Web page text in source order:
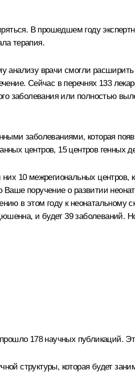
В прошедшем году
терапия.
врачи смогли
Сейчас в перечнях 133
заболевания или полностью
заболеваниями, которая
центров, 15 центров генных
10 межрегиональных
поручение о развитии
в этом году к
и будет 39 заболеваний.
178 научных публикаций.
структуры, которая будет